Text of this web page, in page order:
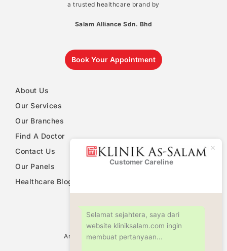
a trusted healthcare brand by
Salam Alliance Sdn. Bhd
Book Your Appointment
About Us
Our Services
Our Branches
Find A Doctor
Contact Us
Our Panels
Healthcare Blog
Ultrasound Scan Services
Antenatal & Pregnancy Check Up
Customer Careline
Selamat sejahtera, saya dari
website kliniksalam.com ingin
membuat pertanyaan...